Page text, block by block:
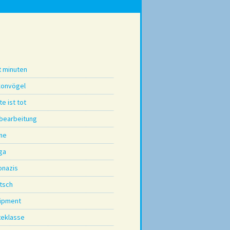
minuten
ist tot